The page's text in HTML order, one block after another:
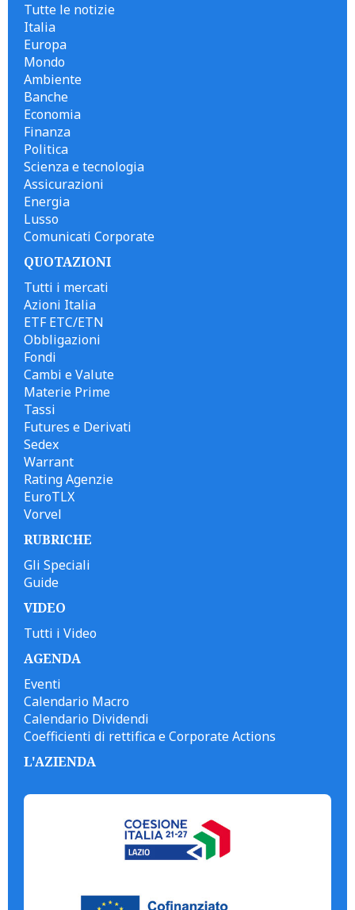
Tutte le notizie
Italia
Europa
Mondo
Ambiente
Banche
Economia
Finanza
Politica
Scienza e tecnologia
Assicurazioni
Energia
Lusso
Comunicati Corporate
QUOTAZIONI
Tutti i mercati
Azioni Italia
ETF ETC/ETN
Obbligazioni
Fondi
Cambi e Valute
Materie Prime
Tassi
Futures e Derivati
Sedex
Warrant
Rating Agenzie
EuroTLX
Vorvel
RUBRICHE
Gli Speciali
Guide
VIDEO
Tutti i Video
AGENDA
Eventi
Calendario Macro
Calendario Dividendi
Coefficienti di rettifica e Corporate Actions
L'AZIENDA